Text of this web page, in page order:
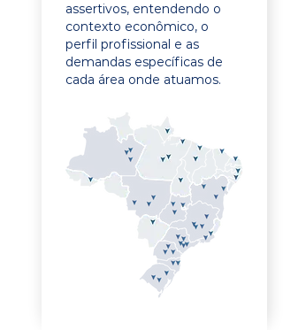
assertivos, entendendo o
contexto econômico, o
perfil profissional e as
demandas específicas de
cada área onde atuamos.